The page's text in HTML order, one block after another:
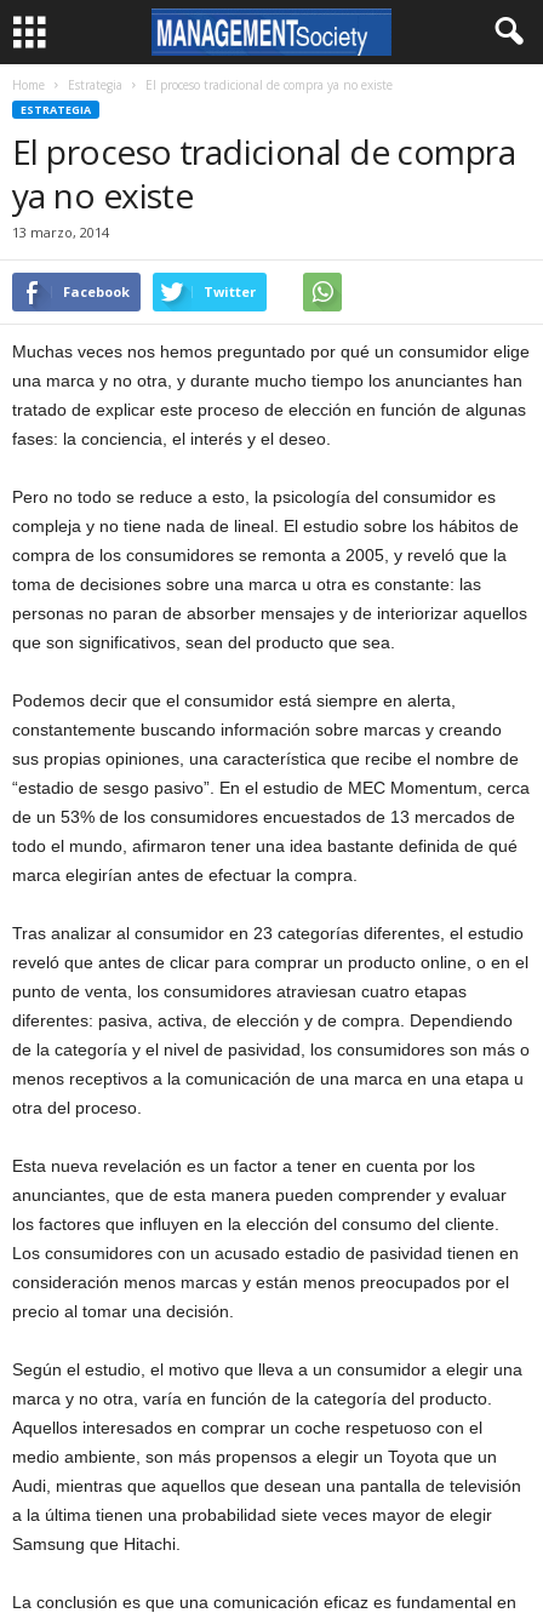
Home Estrategia El proceso tradicional de compra ya no existe
ESTRATEGIA
El proceso tradicional de compra
ya no existe
13 marzo, 2014
Facebook Twitter
Muchas veces nos hemos preguntado por qué un consumidor elige
una marca y no otra, y durante mucho tiempo los anunciantes han
tratado de explicar este proceso de elección en función de algunas
fases: la conciencia, el interés y el deseo.
Pero no todo se reduce a esto, la psicología del consumidor es
compleja y no tiene nada de lineal. El estudio sobre los hábitos de
compra de los consumidores se remonta a 2005, y reveló que la
toma de decisiones sobre una marca u otra es constante: las
personas no paran de absorber mensajes y de interiorizar aquellos
que son significativos, sean del producto que sea.
Podemos decir que el consumidor está siempre en alerta,
constantemente buscando información sobre marcas y creando
sus propias opiniones, una característica que recibe el nombre de
“estadio de sesgo pasivo”. En el estudio de MEC Momentum, cerca
de un 53% de los consumidores encuestados de 13 mercados de
todo el mundo, afirmaron tener una idea bastante definida de qué
marca elegirían antes de efectuar la compra.
Tras analizar al consumidor en 23 categorías diferentes, el estudio
reveló que antes de clicar para comprar un producto online, o en el
punto de venta, los consumidores atraviesan cuatro etapas
diferentes: pasiva, activa, de elección y de compra. Dependiendo
de la categoría y el nivel de pasividad, los consumidores son más o
menos receptivos a la comunicación de una marca en una etapa u
otra del proceso.
Esta nueva revelación es un factor a tener en cuenta por los
anunciantes, que de esta manera pueden comprender y evaluar
los factores que influyen en la elección del consumo del cliente.
Los consumidores con un acusado estadio de pasividad tienen en
consideración menos marcas y están menos preocupados por el
precio al tomar una decisión.
Según el estudio, el motivo que lleva a un consumidor a elegir una
marca y no otra, varía en función de la categoría del producto.
Aquellos interesados en comprar un coche respetuoso con el
medio ambiente, son más propensos a elegir un Toyota que un
Audi, mientras que aquellos que desean una pantalla de televisión
a la última tienen una probabilidad siete veces mayor de elegir
Samsung que Hitachi.
La conclusión es que una comunicación eficaz es fundamental en